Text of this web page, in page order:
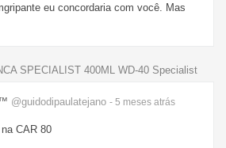
eu concordaria com você. Mas
SPECIALIST 400ML WD-40 Specialist
@guidodipaulatejano - 5 meses atrás
CAR 80